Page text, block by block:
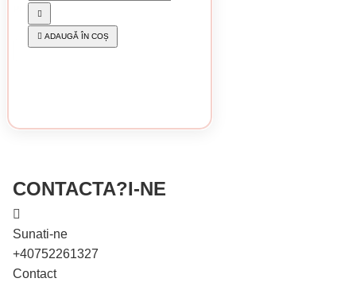
Plasa gard sudata 1.6 x 2000 mm
172.41 lei / buc
CUMPĂRĂ
ADAUGĂ ÎN COȘ
CONTACTA?I-NE
Sunati-ne
+40752261327
Contact